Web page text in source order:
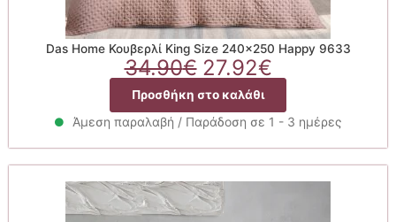
Das Home Κουβερλί King Size 240×250 Happy 9633
34.90€ Original
price
was:
34.90€.
27.92€Η
τρέχουσα
τιμή
είναι:
27.92€.
Προσθήκη στο καλάθι
Άμεση παραλαβή / Παράδοση σε 1 - 3 ημέρες